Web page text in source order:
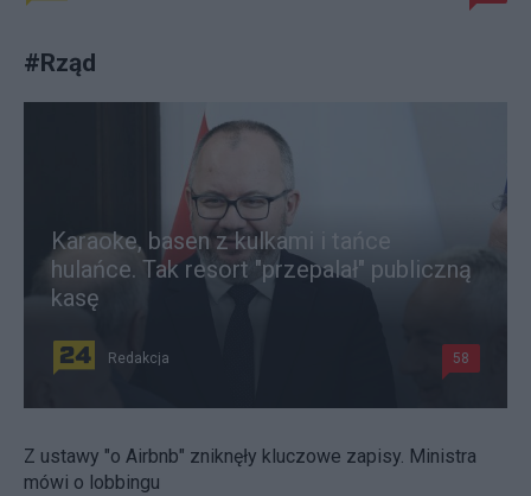
#Rząd
Karaoke, basen z kulkami i tańce
hulańce. Tak resort "przepalał" publiczną
kasę
Redakcja 58
Z ustawy "o Airbnb" zniknęły kluczowe zapisy. Ministra
mówi o lobbingu